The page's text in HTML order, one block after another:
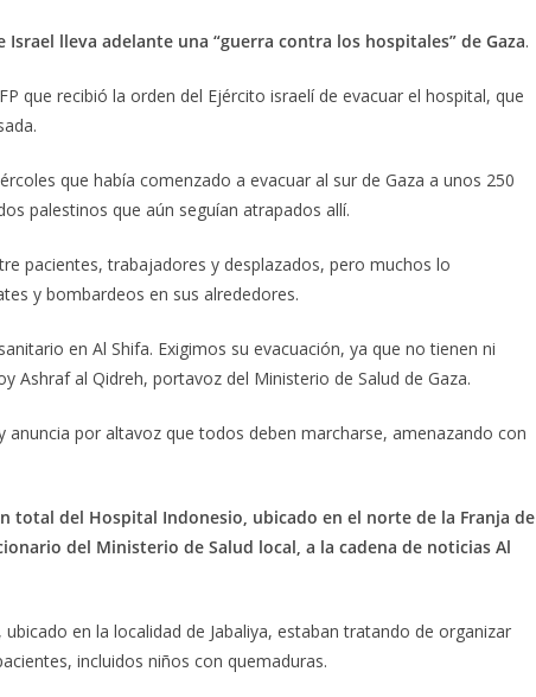
Israel lleva adelante una “guerra contra los hospitales” de Gaza.
que recibió la orden del Ejército israelí de evacuar el hospital, que
que había comenzado a evacuar al sur de Gaza a unos 250
palestinos que aún seguían atrapados allí.
pacientes, trabajadores y desplazados, pero muchos lo
y bombardeos en sus alrededores.
en Al Shifa. Exigimos su evacuación, ya que no tienen ni
Ashraf al Qidreh, portavoz del Ministerio de Salud de Gaza.
anuncia por altavoz que todos deben marcharse, amenazando con
total del Hospital Indonesio, ubicado en el norte de la Franja de
del Ministerio de Salud local, a la cadena de noticias Al
en la localidad de Jabaliya, estaban tratando de organizar
incluidos niños con quemaduras.